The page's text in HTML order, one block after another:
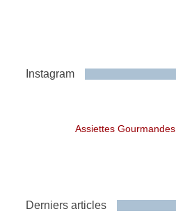
Instagram
Assiettes Gourmandes
Derniers articles